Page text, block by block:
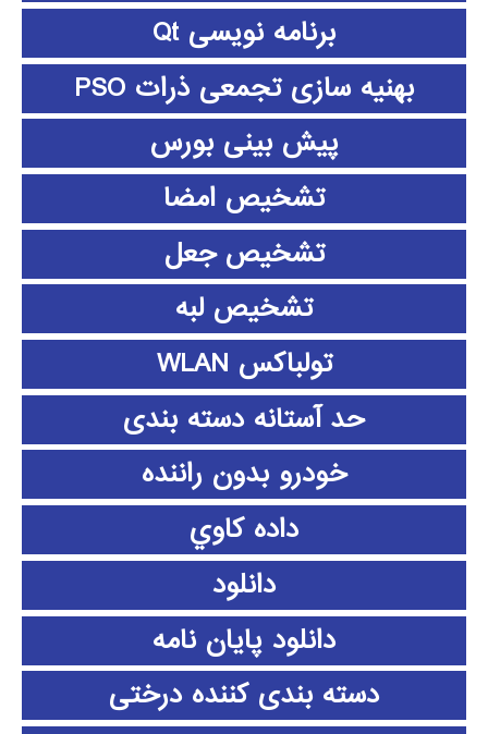
برنامه نویسی Qt
بهنیه سازی تجمعی ذرات PSO
پیش بینی بورس
تشخیص امضا
تشخیص جعل
تشخیص لبه
تولباکس WLAN
حد آستانه دسته بندی
خودرو بدون راننده
داده كاوي
دانلود
دانلود پايان نامه
دسته بندی کننده درختی